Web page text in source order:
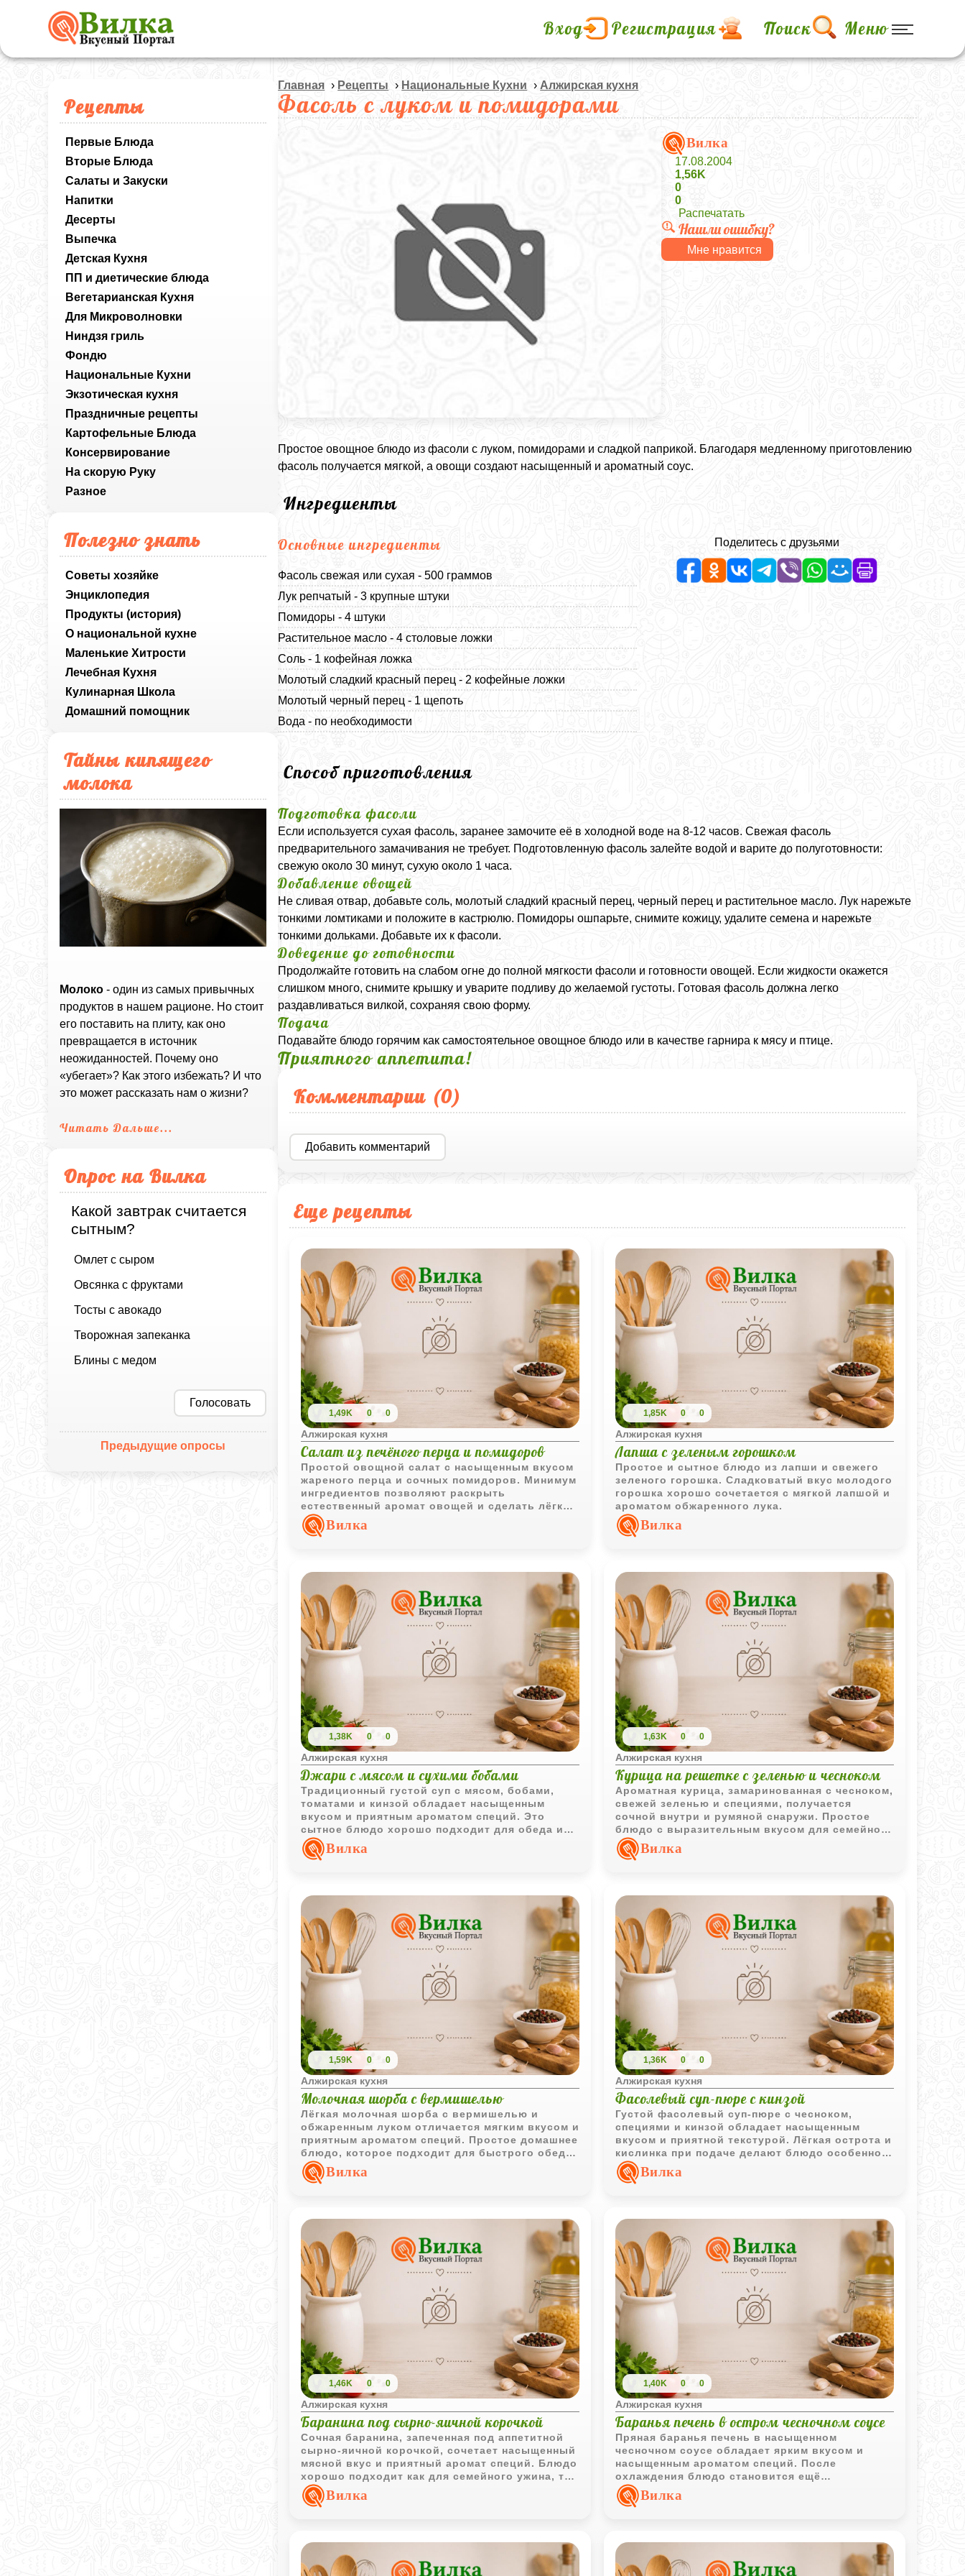
Вход Регистрация Поиск Меню
Рецепты
Первые Блюда
Вторые Блюда
Салаты и Закуски
Напитки
Десерты
Выпечка
Детская Кухня
ПП и диетические блюда
Вегетарианская Кухня
Для Микроволновки
Ниндзя гриль
Фондю
Национальные Кухни
Экзотическая кухня
Праздничные рецепты
Картофельные Блюда
Консервирование
На скорую Руку
Разное
Полезно знать
Советы хозяйке
Энциклопедия
Продукты (история)
О национальной кухне
Маленькие Хитрости
Лечебная Кухня
Кулинарная Школа
Домашний помощник
Тайны кипящего
молока
Молоко - один из самых привычных
продуктов в нашем рационе. Но стоит
его поставить на плиту, как оно
превращается в источник
неожиданностей. Почему оно
«убегает»? Как этого избежать? И что
это может рассказать нам о жизни?
Читать Дальше...
Опрос на Вилка
Какой завтрак считается
сытным?
Омлет с сыром
Овсянка с фруктами
Тосты с авокадо
Творожная запеканка
Блины с медом
Голосовать
Предыдущие опросы
Главная › Рецепты › Национальные Кухни › Алжирская кухня
Фасоль с луком и помидорами
Вилка
17.08.2004
1,56K
0
0
Распечатать
Нашли ошибку?
Мне нравится
Простое овощное блюдо из фасоли с луком, помидорами и сладкой паприкой. Благодаря медленному приготовлению
фасоль получается мягкой, а овощи создают насыщенный и ароматный соус.
Ингредиенты
Основные ингредиенты
Фасоль свежая или сухая - 500 граммов
Лук репчатый - 3 крупные штуки
Помидоры - 4 штуки
Растительное масло - 4 столовые ложки
Соль - 1 кофейная ложка
Молотый сладкий красный перец - 2 кофейные ложки
Молотый черный перец - 1 щепоть
Вода - по необходимости
Поделитесь с друзьями
Способ приготовления
Подготовка фасоли
Если используется сухая фасоль, заранее замочите её в холодной воде на 8-12 часов. Свежая фасоль
предварительного замачивания не требует. Подготовленную фасоль залейте водой и варите до полуготовности:
свежую около 30 минут, сухую около 1 часа.
Добавление овощей
Не сливая отвар, добавьте соль, молотый сладкий красный перец, черный перец и растительное масло. Лук нарежьте
тонкими ломтиками и положите в кастрюлю. Помидоры ошпарьте, снимите кожицу, удалите семена и нарежьте
тонкими дольками. Добавьте их к фасоли.
Доведение до готовности
Продолжайте готовить на слабом огне до полной мягкости фасоли и готовности овощей. Если жидкости окажется
слишком много, снимите крышку и уварите подливу до желаемой густоты. Готовая фасоль должна легко
раздавливаться вилкой, сохраняя свою форму.
Подача
Подавайте блюдо горячим как самостоятельное овощное блюдо или в качестве гарнира к мясу и птице.
Приятного аппетита!
Комментарии (0)
Добавить комментарий
Еще рецепты
1,49K 0 0
Алжирская кухня
Салат из печёного перца и помидоров
Простой овощной салат с насыщенным вкусом
жареного перца и сочных помидоров. Минимум
ингредиентов позволяют раскрыть
естественный аромат овощей и сделать лёгкую
закуску для повседневного стола.
Вилка
1,85K 0 0
Алжирская кухня
Лапша с зеленым горошком
Простое и сытное блюдо из лапши и свежего
зеленого горошка. Сладковатый вкус молодого
горошка хорошо сочетается с мягкой лапшой и
ароматом обжаренного лука.
Вилка
1,38K 0 0
Алжирская кухня
Джари с мясом и сухими бобами
Традиционный густой суп с мясом, бобами,
томатами и кинзой обладает насыщенным
вкусом и приятным ароматом специй. Это
сытное блюдо хорошо подходит для обеда и
надолго сохраняет чувство сытости.
Вилка
1,63K 0 0
Алжирская кухня
Курица на решетке с зеленью и чесноком
Ароматная курица, замаринованная с чесноком,
свежей зеленью и специями, получается
сочной внутри и румяной снаружи. Простое
блюдо с выразительным вкусом для семейного
обеда или ужина.
Вилка
1,59K 0 0
Алжирская кухня
Молочная шорба с вермишелью
Лёгкая молочная шорба с вермишелью и
обжаренным луком отличается мягким вкусом и
приятным ароматом специй. Простое домашнее
блюдо, которое подходит для быстрого обеда
или ужина.
Вилка
1,36K 0 0
Алжирская кухня
Фасолевый суп-пюре с кинзой
Густой фасолевый суп-пюре с чесноком,
специями и кинзой обладает насыщенным
вкусом и приятной текстурой. Лёгкая острота и
кислинка при подаче делают блюдо особенно
выразительным.
Вилка
1,46K 0 0
Алжирская кухня
Баранина под сырно-яичной корочкой
Сочная баранина, запеченная под аппетитной
сырно-яичной корочкой, сочетает насыщенный
мясной вкус и приятный аромат специй. Блюдо
хорошо подходит как для семейного ужина, так
и для праздничного стола.
Вилка
1,40K 0 0
Алжирская кухня
Баранья печень в остром чесночном соусе
Пряная баранья печень в насыщенном
чесночном соусе обладает ярким вкусом и
насыщенным ароматом специй. После
охлаждения блюдо становится ещё
выразительнее и отлично подходит в качестве
холодной закуски.
Вилка